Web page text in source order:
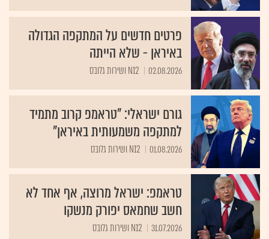
פרטים חדשים על המתקפה הגדולה
באיראן - שלא הייתה
02.08.2026 N12 ושירות גלובס
גורם ישראלי: "טראמפ קרוב מתמיד
למתקפה משמעותית באיראן"
01.08.2026 N12 ושירות גלובס
טראמפ: ישראל מרוצה, אף אחד לא
חשב שחמאס יפורק מנשקו
31.07.2026 N12 ושירות גלובס